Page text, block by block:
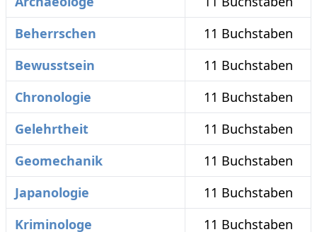
Beherrschen
11 Buchstaben
Bewusstsein
11 Buchstaben
Chronologie
11 Buchstaben
Gelehrtheit
11 Buchstaben
Geomechanik
11 Buchstaben
Japanologie
11 Buchstaben
Kriminologe
11 Buchstaben